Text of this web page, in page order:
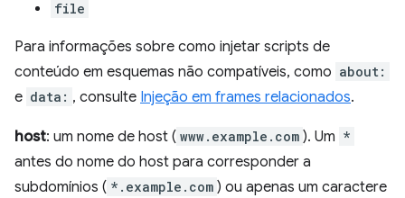
file
Para informações sobre como injetar scripts de
conteúdo em esquemas não compatíveis, como about:
e data: , consulte Injeção em frames relacionados.
host: um nome de host ( www.example.com ). Um *
antes do nome do host para corresponder a
subdomínios ( *.example.com ) ou apenas um caractere